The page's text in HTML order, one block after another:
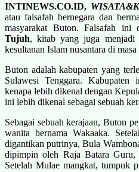
INTINEWS.CO.ID,
atau falsafah bernegara dan
masyarakat Buton. Falsafah
Tujuh, kitab yang juga menjadi
kesultanan Islam nusantara di masa
Buton adalah kabupaten yang
Sulawesi Tenggara. Kabupaten
kenapa lebih dikenal dengan
ini lebih dikenal sebagai sebuah
Sebagai sebuah kerajaan, Buton
wanita bernama Wakaaka.
digantikan putrinya, Bula
dipimpin oleh Raja Batara
Setelah Mulae mangkat, tumpuk